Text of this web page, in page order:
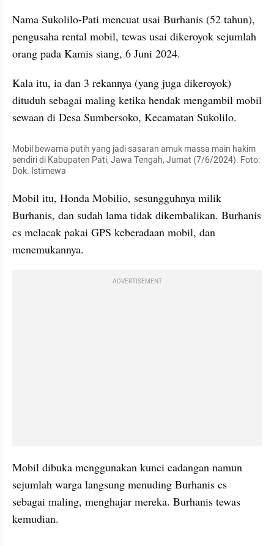
Nama Sukolilo-Pati mencuat usai Burhanis (52 tahun),
pengusaha rental mobil, tewas usai dikeroyok sejumlah
orang pada Kamis siang, 6 Juni 2024.
Kala itu, ia dan 3 rekannya (yang juga dikeroyok)
dituduh sebagai maling ketika hendak mengambil mobil
sewaan di Desa Sumbersoko, Kecamatan Sukolilo.
Mobil bewarna putih yang jadi sasaran amuk massa main hakim
sendiri di Kabupaten Pati, Jawa Tengah, Jumat (7/6/2024). Foto:
Dok. Istimewa
Mobil itu, Honda Mobilio, sesungguhnya milik
Burhanis, dan sudah lama tidak dikembalikan. Burhanis
cs melacak pakai GPS keberadaan mobil, dan
menemukannya.
ADVERTISEMENT
Mobil dibuka menggunakan kunci cadangan namun
sejumlah warga langsung menuding Burhanis cs
sebagai maling, menghajar mereka. Burhanis tewas
kemudian.